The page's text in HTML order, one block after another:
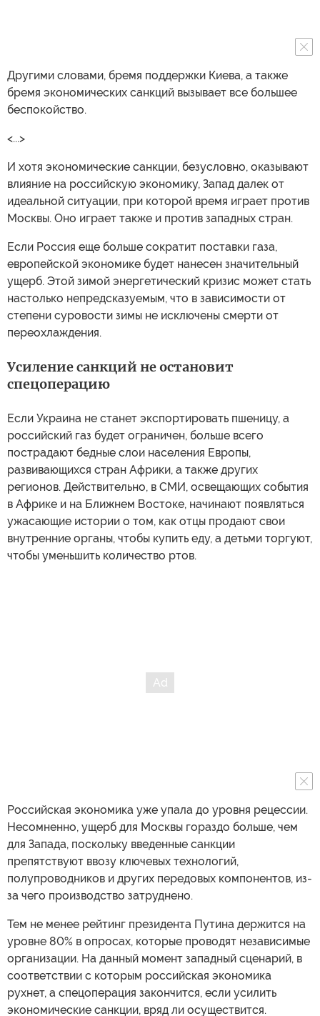
Другими словами, бремя поддержки Киева, а также
бремя экономических санкций вызывает все большее
беспокойство.
<...>
И хотя экономические санкции, безусловно, оказывают
влияние на российскую экономику, Запад далек от
идеальной ситуации, при которой время играет против
Москвы. Оно играет также и против западных стран.
Если Россия еще больше сократит поставки газа,
европейской экономике будет нанесен значительный
ущерб. Этой зимой энергетический кризис может стать
настолько непредсказуемым, что в зависимости от
степени суровости зимы не исключены смерти от
переохлаждения.
Усиление санкций не остановит
спецоперацию
Если Украина не станет экспортировать пшеницу, а
российский газ будет ограничен, больше всего
пострадают бедные слои населения Европы,
развивающихся стран Африки, а также других
регионов. Действительно, в СМИ, освещающих события
в Африке и на Ближнем Востоке, начинают появляться
ужасающие истории о том, как отцы продают свои
внутренние органы, чтобы купить еду, а детьми торгуют,
чтобы уменьшить количество ртов.
Российская экономика уже упала до уровня рецессии.
Несомненно, ущерб для Москвы гораздо больше, чем
для Запада, поскольку введенные санкции
препятствуют ввозу ключевых технологий,
полупроводников и других передовых компонентов, из-
за чего производство затруднено.
Тем не менее рейтинг президента Путина держится на
уровне 80% в опросах, которые проводят независимые
организации. На данный момент западный сценарий, в
соответствии с которым российская экономика
рухнет, а спецоперация закончится, если усилить
экономические санкции, вряд ли осуществится.